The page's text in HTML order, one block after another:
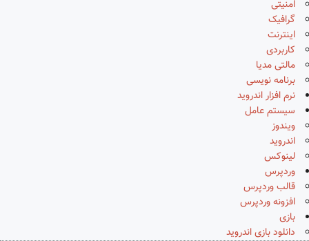
امنیتی
گرافیک
اینترنت
کاربردی
مالتی مدیا
برنامه نویسی
نرم افزار اندروید
سیستم عامل
ویندوز
اندروید
لینوکس
وردپرس
قالب وردپرس
افزونه وردپرس
بازی
دانلود بازی اندروید